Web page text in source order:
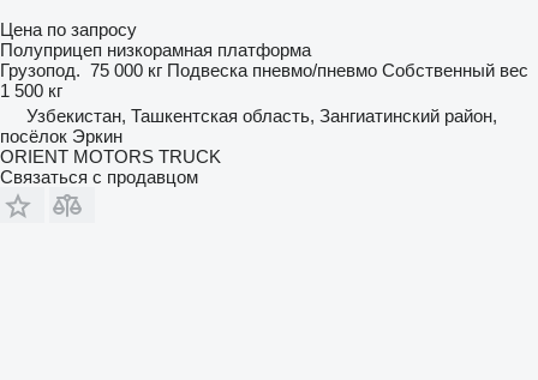
Цена по запросу
Полуприцеп низкорамная платформа
Грузопод. 75 000 кг Подвеска пневмо/пневмо Собственный вес
1 500 кг
Узбекистан, Ташкентская область, Зангиатинский район,
посёлок Эркин
ORIENT MOTORS TRUCK
Связаться с продавцом